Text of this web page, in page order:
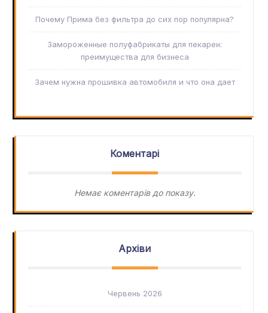
Почему Прима без фильтра до сих пор популярна?
Замороженные полуфабрикаты для пекарен:
преимущества для бизнеса
Зачем нужна прошивка автомобиля и что она дает
Коментарі
Немає коментарів до показу.
Архіви
Червень 2026